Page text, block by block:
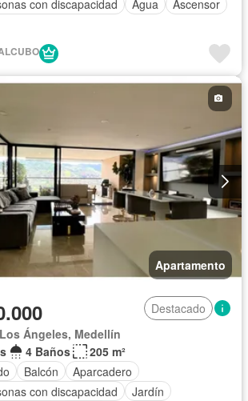
con discapacidad
Agua
Ascensor
Apartamento
Destacado
Ángeles, Medellín
4 Baños
205 m²
Balcón
Aparcadero
con discapacidad
Jardín